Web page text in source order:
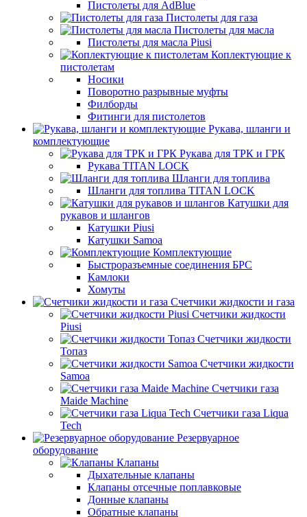
Пистолеты для AdBlue
Пистолеты для газа
Пистолеты для масла
Пистолеты для масла Piusi
Коплектующие к
пистолетам
Носики
Поворотно разрывные муфты
Филборды
Фитинги для пистолетов
Рукава, шланги и
комплектующие
Рукава для ТРК и ГРК
Рукава TITAN LOCK
Шланги для топлива
Шланги для топлива TITAN LOCK
Катушки для
рукавов и шлангов
Катушки Piusi
Катушки Samoa
Комплектующие
Быстроразъемные соединения БРС
Камлоки
Хомуты
Счетчики жидкости и газа
Счетчики жидкости
Piusi
Счетчики жидкости
Топаз
Счетчики жидкости
Samoa
Счетчики газа
Maide Machine
Счетчики газа Liqua
Tech
Резервуарное
оборудование
Клапаны
Дыхательные клапаны
Клапаны отсечные поплавковые
Донные клапаны
Обратные клапаны